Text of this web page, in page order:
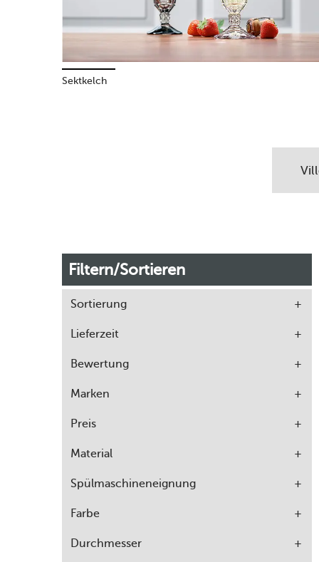
Sektkelch
Filtern/Sortieren
Sortierung
Lieferzeit
Bewertung
Marken
Preis
Material
Spülmaschineneignung
Farbe
Durchmesser